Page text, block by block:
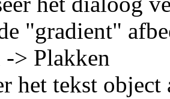
"gradient"
-> Plakken
het tekst object